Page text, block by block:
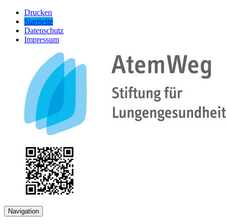
Drucken
Startseite
Datenschutz
Impressum
Navigation